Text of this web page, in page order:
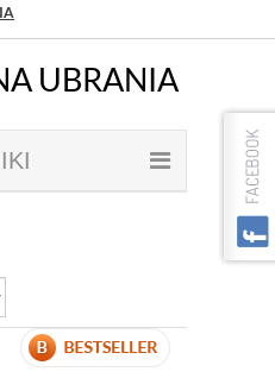
UBRANIA